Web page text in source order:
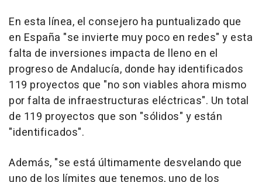
En esta línea, el consejero ha puntualizado que
en España "se invierte muy poco en redes" y esta
falta de inversiones impacta de lleno en el
progreso de Andalucía, donde hay identificados
119 proyectos que "no son viables ahora mismo
por falta de infraestructuras eléctricas". Un total
de 119 proyectos que son "sólidos" y están
"identificados".
Además, "se está últimamente desvelando que
uno de los límites que tenemos, uno de los